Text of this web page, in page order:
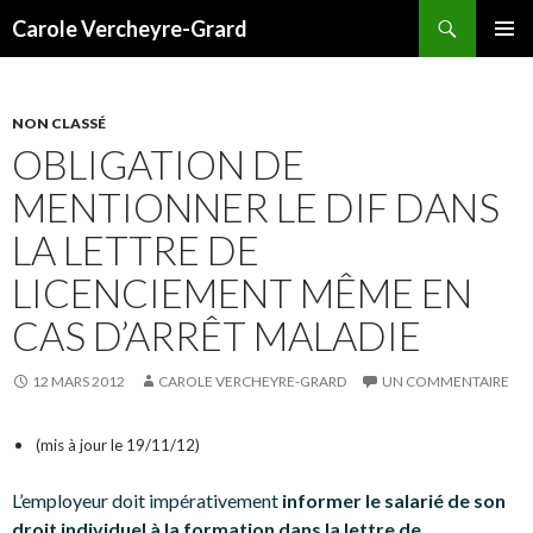
Carole Vercheyre-Grard
NON CLASSÉ
OBLIGATION DE
MENTIONNER LE DIF DANS
LA LETTRE DE
LICENCIEMENT MÊME EN
CAS D’ARRÊT MALADIE
12 MARS 2012 CAROLE VERCHEYRE-GRARD UN COMMENTAIRE
(mis à jour le 19/11/12)
L’employeur doit impérativement informer le salarié de son